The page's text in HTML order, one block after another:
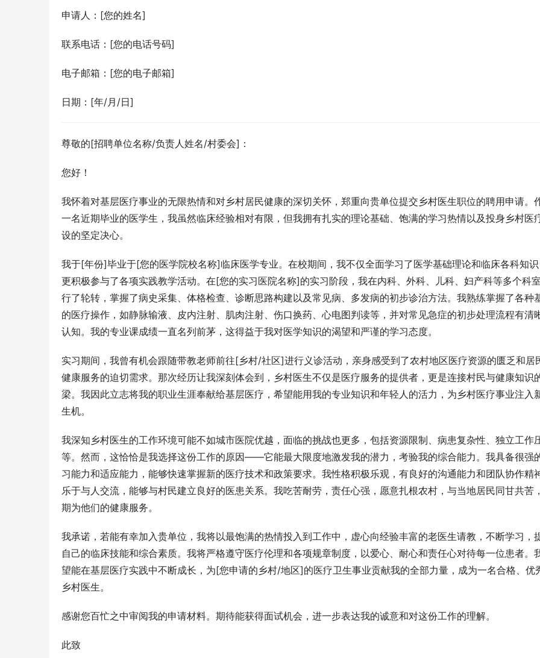
申请人：[您的姓名]
联系电话：[您的电话号码]
电子邮箱：[您的电子邮箱]
日期：[年/月/日]
尊敬的[招聘单位名称/负责人姓名/村委会]：
您好！
我怀着对基层医疗事业的无限热情和对乡村居民健康的深切关怀，郑重向贵单位提交乡村医生职位的聘用申请。
一名近期毕业的医学生，我虽然临床经验相对有限，但我拥有扎实的理论基础、饱满的学习热情以及投身乡村医
设的坚定决心。
我于[年份]毕业于[您的医学院校名称]临床医学专业。在校期间，我不仅全面学习了医学基础理论和临床各科知识
更积极参与了各项实践教学活动。在[您的实习医院名称]的实习阶段，我在内科、外科、儿科、妇产科等多个科
行了轮转，掌握了病史采集、体格检查、诊断思路构建以及常见病、多发病的初步诊治方法。我熟练掌握了各种
的医疗操作，如静脉输液、皮内注射、肌肉注射、伤口换药、心电图判读等，并对常见急症的初步处理流程有清
认知。我的专业课成绩一直名列前茅，这得益于我对医学知识的渴望和严谨的学习态度。
实习期间，我曾有机会跟随带教老师前往[乡村/社区]进行义诊活动，亲身感受到了农村地区医疗资源的匮乏和居
健康服务的迫切需求。那次经历让我深刻体会到，乡村医生不仅是医疗服务的提供者，更是连接村民与健康知识
梁。我因此立志将我的职业生涯奉献给基层医疗，希望能用我的专业知识和年轻人的活力，为乡村医疗事业注入
生机。
我深知乡村医生的工作环境可能不如城市医院优越，面临的挑战也更多，包括资源限制、病患复杂性、独立工作
等。然而，这恰恰是我选择这份工作的原因——它能最大限度地激发我的潜力，考验我的综合能力。我具备很强
习能力和适应能力，能够快速掌握新的医疗技术和政策要求。我性格积极乐观，有良好的沟通能力和团队协作精
乐于与人交流，能够与村民建立良好的医患关系。我吃苦耐劳，责任心强，愿意扎根农村，与当地居民同甘共苦
期为他们的健康服务。
我承诺，若能有幸加入贵单位，我将以最饱满的热情投入到工作中，虚心向经验丰富的老医生请教，不断学习，
自己的临床技能和综合素质。我将严格遵守医疗伦理和各项规章制度，以爱心、耐心和责任心对待每一位患者。
望能在基层医疗实践中不断成长，为[您申请的乡村/地区]的医疗卫生事业贡献我的全部力量，成为一名合格、优
乡村医生。
感谢您百忙之中审阅我的申请材料。期待能获得面试机会，进一步表达我的诚意和对这份工作的理解。
此致